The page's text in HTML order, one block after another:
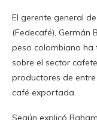
El gerente general
(Fedecafé), Germán
peso colombiano
sobre el sector
productores de
café exportada.
Según explicó